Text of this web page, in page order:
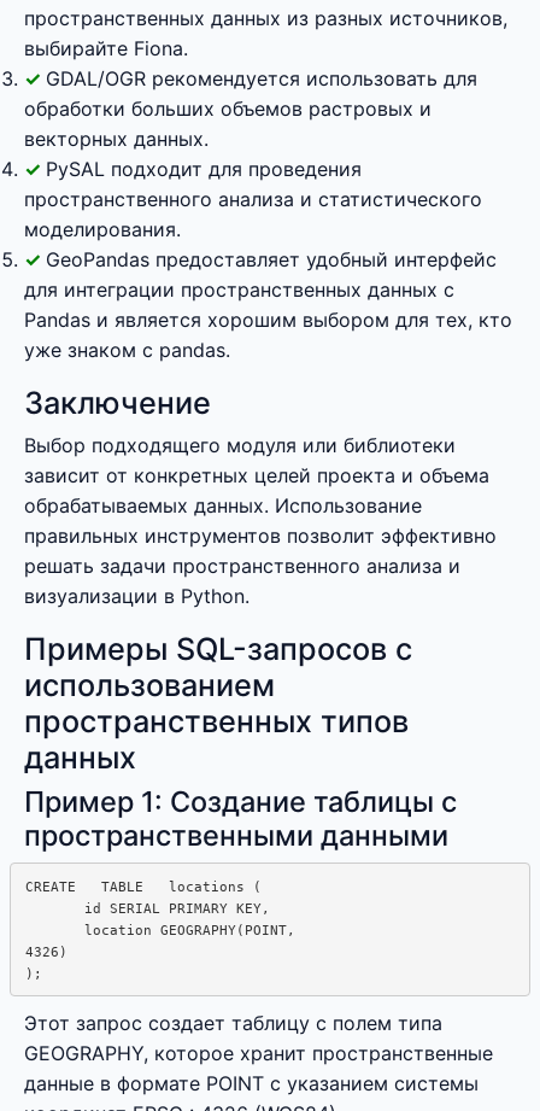
пространственных данных из разных источников,
выбирайте Fiona.
GDAL/OGR рекомендуется использовать для
обработки больших объемов растровых и
векторных данных.
PySAL подходит для проведения
пространственного анализа и статистического
моделирования.
GeoPandas предоставляет удобный интерфейс
для интеграции пространственных данных с
Pandas и является хорошим выбором для тех, кто
уже знаком с pandas.
Заключение
Выбор подходящего модуля или библиотеки
зависит от конкретных целей проекта и объема
обрабатываемых данных. Использование
правильных инструментов позволит эффективно
решать задачи пространственного анализа и
визуализации в Python.
Примеры SQL-запросов с
использованием
пространственных типов
данных
Пример 1: Создание таблицы с
пространственными данными
CREATE   TABLE   locations (
       id SERIAL PRIMARY KEY,
       location GEOGRAPHY(POINT,
4326)
Этот запрос создает таблицу с полем типа
GEOGRAPHY, которое хранит пространственные
данные в формате POINT с указанием системы